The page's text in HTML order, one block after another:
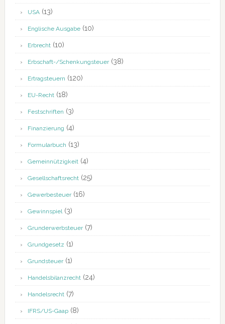
USA(13)
Englische Ausgabe(10)
Erbrecht(10)
Erbschaft-/Schenkungsteuer(38)
Ertragsteuern (120)
EU-Recht(18)
Festschriften (3)
Finanzierung (4)
Formularbuch (13)
Gemeinnützigkeit(4)
Gesellschaftsrecht(25)
Gewerbesteuer(16)
Gewinnspiel(3)
Grunderwerbsteuer(7)
Grundgesetz (1)
Grundsteuer(1)
Handelsbilanzrecht(24)
Handelsrecht(7)
IFRS/US-Gaap(8)